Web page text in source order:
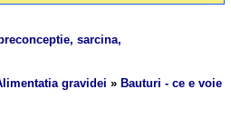
sarcina,
gravidei » Bauturi - ce e voie